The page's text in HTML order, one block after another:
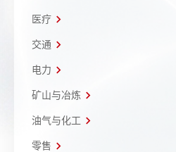
医疗
交通
电力
矿山与冶炼
油气与化工
零售